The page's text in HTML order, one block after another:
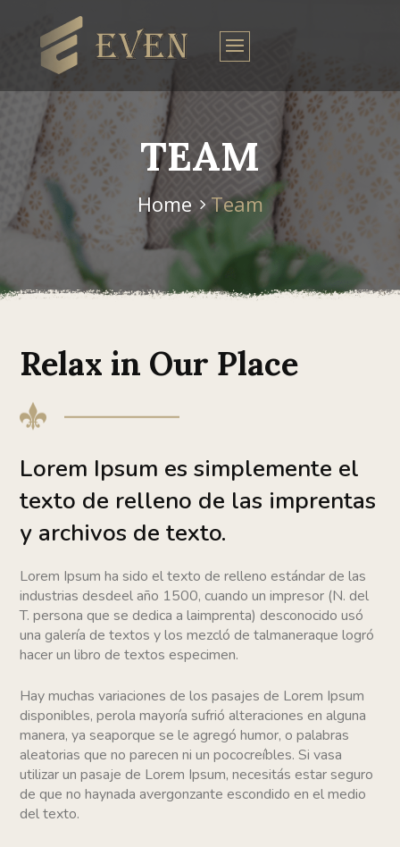
TEAM
Home Team
Relax in Our Place
Lorem Ipsum es simplemente el
texto de relleno de las imprentas
y archivos de texto.
Lorem Ipsum ha sido el texto de relleno estándar de las
industrias desdeel año 1500, cuando un impresor (N. del
T. persona que se dedica a laimprenta) desconocido usó
una galería de textos y los mezcló de talmaneraque logró
hacer un libro de textos especimen.
Hay muchas variaciones de los pasajes de Lorem Ipsum
disponibles, perola mayoría sufrió alteraciones en alguna
manera, ya seaporque se le agregó humor, o palabras
aleatorias que no parecen ni un pococreíbles. Si vasa
utilizar un pasaje de Lorem Ipsum, necesitás estar seguro
de que no haynada avergonzante escondido en el medio
del texto.